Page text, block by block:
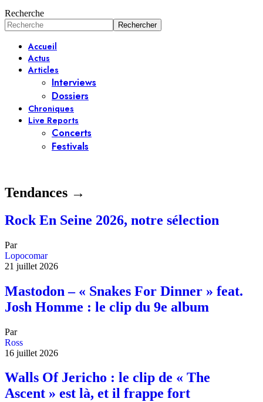
Recherche
Accueil
Actus
Articles
Interviews
Dossiers
Chroniques
Live Reports
Concerts
Festivals
Tendances →
Rock En Seine 2026, notre sélection
Par
Lopocomar
21 juillet 2026
Mastodon – « Snakes For Dinner » feat.
Josh Homme : le clip du 9e album
Par
Ross
16 juillet 2026
Walls Of Jericho : le clip de « The
Ascent » est là, et il frappe fort